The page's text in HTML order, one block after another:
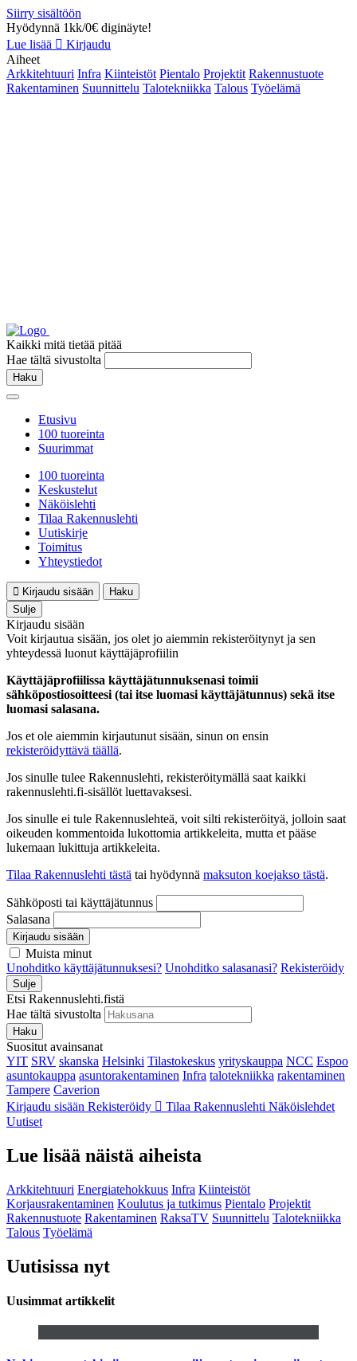
Siirry sisältöön
Hyödynnä 1kk/0€ diginäyte!
Lue lisää
Kirjaudu
Aiheet
Arkkitehtuuri Infra Kiinteistöt Pientalo Projektit Rakennustuote
Rakentaminen Suunnittelu Talotekniikka Talous Työelämä
Kaikki mitä tietää pitää
Hae tältä sivustolta
Haku
Etusivu
100 tuoreinta
Suurimmat
100 tuoreinta
Keskustelut
Näköislehti
Tilaa Rakennuslehti
Uutiskirje
Toimitus
Yhteystiedot
Kirjaudu sisään
Haku
Sulje
Kirjaudu sisään
Voit kirjautua sisään, jos olet jo aiemmin rekisteröitynyt ja sen
yhteydessä luonut käyttäjäprofiilin
Käyttäjäprofiilissa käyttäjätunnuksenasi toimii
sähköpostiosoitteesi (tai itse luomasi käyttäjätunnus) sekä itse
luomasi salasana.
Jos et ole aiemmin kirjautunut sisään, sinun on ensin
rekisteröidyttävä täällä.
Jos sinulle tulee Rakennuslehti, rekisteröitymällä saat kaikki
rakennuslehti.fi-sisällöt luettavaksesi.
Jos sinulle ei tule Rakennuslehteä, voit silti rekisteröityä, jolloin saat
oikeuden kommentoida lukottomia artikkeleita, mutta et pääse
lukemaan lukittuja artikkeleita.
Tilaa Rakennuslehti tästä tai hyödynnä maksuton koejakso tästä.
Sähköposti tai käyttäjätunnus
Salasana
Kirjaudu sisään
Muista minut
Unohditko käyttäjätunnuksesi? Unohditko salasanasi? Rekisteröidy
Sulje
Etsi Rakennuslehti.fistä
Hae tältä sivustolta
Haku
Suositut avainsanat
YIT SRV skanska Helsinki Tilastokeskus yrityskauppa NCC Espoo
asuntokauppa asuntorakentaminen Infra talotekniikka rakentaminen
Tampere Caverion
Kirjaudu sisään Rekisteröidy Tilaa Rakennuslehti Näköislehdet
Uutiset
Lue lisää näistä aiheista
Arkkitehtuuri Energiatehokkuus Infra Kiinteistöt
Korjausrakentaminen Koulutus ja tutkimus Pientalo Projektit
Rakennustuote Rakentaminen RaksaTV Suunnittelu Talotekniikka
Talous Työelämä
Uutisissa nyt
Uusimmat artikkelit